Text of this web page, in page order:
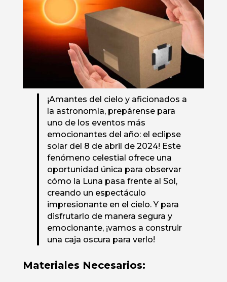
¡Amantes del cielo y aficionados a
la astronomía, prepárense para
uno de los eventos más
emocionantes del año: el eclipse
solar del 8 de abril de 2024! Este
fenómeno celestial ofrece una
oportunidad única para observar
cómo la Luna pasa frente al Sol,
creando un espectáculo
impresionante en el cielo. Y para
disfrutarlo de manera segura y
emocionante, ¡vamos a construir
una caja oscura para verlo!
Materiales Necesarios: